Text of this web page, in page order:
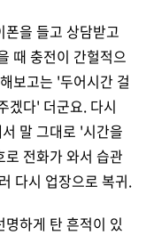
을 들고 상담받고
때 충전이 간헐적으
보고는 '두어시간 걸
겠다' 더군요. 다시
말 그대로 '시간을
전화가 와서 습관
다시 업장으로 복귀.
하게 탄 흔적이 있